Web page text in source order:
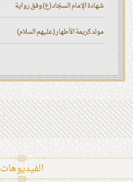
شهادة الإمام السجّاد (ع) وفق رواية
مولد كريمة الأطهار (عليهم السلام)
الفیدیوهات